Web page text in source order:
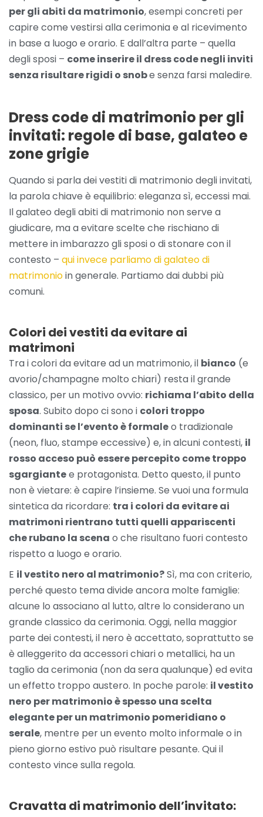
per gli abiti da matrimonio, esempi concreti per
capire come vestirsi alla cerimonia e al ricevimento
in base a luogo e orario. E dall’altra parte – quella
degli sposi – come inserire il dress code negli inviti
senza risultare rigidi o snobe senza farsi maledire.
Dress code di matrimonio per gli
invitati: regole di base, galateo e
zone grigie
Quando si parla dei vestiti di matrimonio degli invitati,
la parola chiave è equilibrio: eleganza sì, eccessi mai.
Il galateo degli abiti di matrimonio non serve a
giudicare, ma a evitare scelte che rischiano di
mettere in imbarazzo gli sposi o di stonare con il
contesto – qui invece parliamo di galateo di
matrimonioin generale. Partiamo dai dubbi più
comuni.
Colori dei vestiti da evitare ai
matrimoni
Tra i colori da evitare ad un matrimonio, il bianco (e
avorio/champagne molto chiari) resta il grande
classico, per un motivo ovvio: richiama l’abito della
sposa. Subito dopo ci sono i colori troppo
dominanti se l’evento è formaleo tradizionale
(neon, fluo, stampe eccessive) e, in alcuni contesti, il
rosso acceso può essere percepito come troppo
sgargiantee protagonista. Detto questo, il punto
non è vietare: è capire l’insieme. Se vuoi una formula
sintetica da ricordare: tra i colori da evitare ai
matrimoni rientrano tutti quelli appariscenti
che rubano la scena o che risultano fuori contesto
rispetto a luogo e orario.
E il vestito nero al matrimonio?Sì, ma con criterio,
perché questo tema divide ancora molte famiglie:
alcune lo associano al lutto, altre lo considerano un
grande classico da cerimonia. Oggi, nella maggior
parte dei contesti, il nero è accettato, soprattutto se
è alleggerito da accessori chiari o metallici, ha un
taglio da cerimonia (non da sera qualunque) ed evita
un effetto troppo austero. In poche parole: il vestito
nero per matrimonio è spesso una scelta
elegante per un matrimonio pomeridiano o
serale, mentre per un evento molto informale o in
pieno giorno estivo può risultare pesante. Qui il
contesto vince sulla regola.
Cravatta di matrimonio dell’invitato: